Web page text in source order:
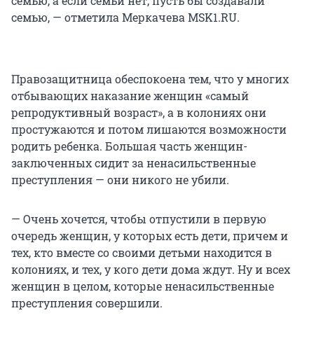
семью, — отметила Меркачева MSK1.RU.
Правозащитница обеспокоена тем, что у многих
отбывающих наказание женщин «самый
репродуктивный возраст», а в колониях они
простужаются и потом лишаются возможности
родить ребенка. Большая часть женщин-
заключенных сидит за ненасильственные
преступления — они никого не убили.
— Очень хочется, чтобы отпустили в первую
очередь женщин, у которых есть дети, причем и
тех, кто вместе со своими детьми находится в
колониях, и тех, у кого дети дома ждут. Ну и всех
женщин в целом, которые ненасильственные
преступления совершили.